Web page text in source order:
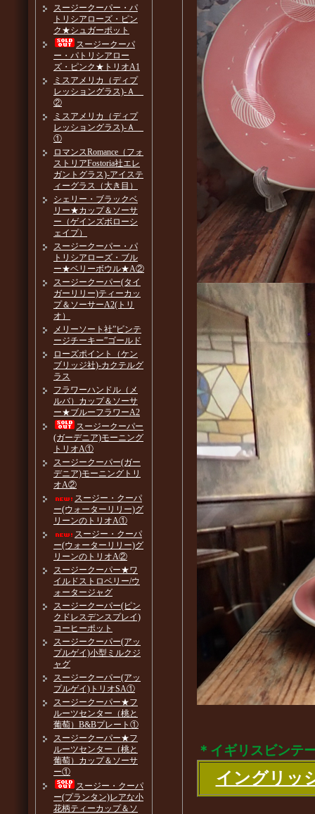
＊イギリスビンテ
イングリッ
スージークーパー・パ
トリシアローズ・ピン
ク★シュガーポット
スージークーパ
ー・パトリシアロー
ズ・ピンク★トリオA1
ミスアメリカ（ディプ
レッショングラス)-Ａ
②
ミスアメリカ（ディプ
レッショングラス)-Ａ
①
ロマンスRomance（フォ
ストリアFostoria社エレ
ガントグラス)-アイステ
ィーグラス（大き目）
シェリー・ブラックベ
リー★カップ＆ソーサ
ー（ゲインズボローシ
ェイプ）
スージークーパー・パ
トリシアローズ・ブル
ー★ベリーボウル★A②
スージークーパー(タイ
ガーリリー)ティーカッ
プ＆ソーサーA2(トリ
オ）
メリーソート社”ビンテ
ージチーキー”ゴールド
ローズポイント（ケン
ブリッジ社)-カクテルグ
ラス
フラワーハンドル（メ
ルバ）カップ＆ソーサ
ー★ブルーフラワーA2
スージークーパー
(ガーデニア)モーニング
トリオA①
スージークーパー(ガー
デニア)モーニングトリ
オA②
スージー・クーパ
ー(ウォーターリリー)グ
リーンのトリオA①
スージー・クーパ
ー(ウォーターリリー)グ
リーンのトリオA②
スージークーパー★ワ
イルドストロベリー/ウ
ォータージャグ
スージークーパー(ピン
クドレスデンスプレイ)
コーヒーポット
スージークーパー(アッ
プルゲイ)小型ミルクジ
ャグ
スージークーパー(アッ
プルゲイ)トリオSA①
スージークーパー★フ
ルーツセンター（桃と
葡萄）B&Bプレート①
スージークーパー★フ
ルーツセンター（桃と
葡萄）カップ＆ソーサ
ー①
スージー・クーパ
ー(プランタン)レアな小
花柄ティーカップ＆ソ